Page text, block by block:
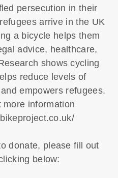
persecution in their
arrive in the UK
a bicycle helps them
advice, healthcare,
shows cycling
reduce levels of
empowers refugees.
more information
donate, please fill out
below: